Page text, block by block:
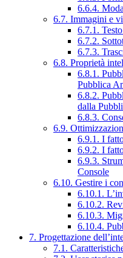
6.6.4.
6.7. Immagini e
6.7.1.
6.7.2.
6.7.3.
6.8. Proprietà
6.8.1.
Pubblica
6.8.2.
dalla
6.8.3.
6.9.
6.9.1. I
6.9.2. I
6.9.3.
Console
6.10. Gestire i
6.10.1.
6.10.2.
6.10.3.
6.10.4.
7. Progettazione
7.1.